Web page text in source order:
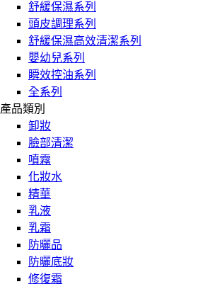
舒緩保濕系列
頭皮調理系列
舒緩保濕高效清潔系列
嬰幼兒系列
瞬效控油系列
全系列
產品類別
卸妝
臉部清潔
噴霧
化妝水
精華
乳液
乳霜
防曬品
防曬底妝
修復霜